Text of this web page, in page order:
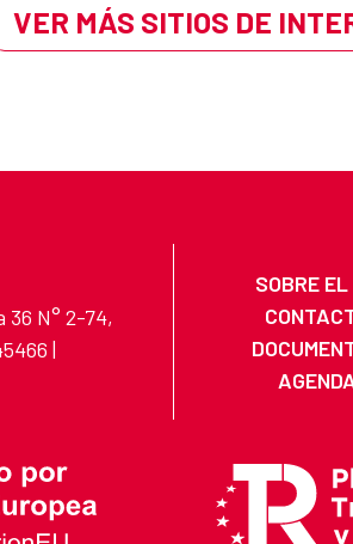
VER MÁS SITIOS DE
36 N° 2-74,
|
SOBRE